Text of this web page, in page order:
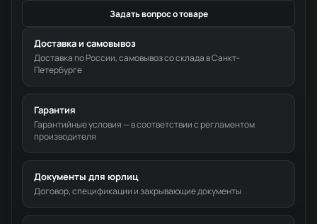
Задать вопрос о товаре
Доставка и самовывоз
Доставка по России, самовывоз со склада в Санкт-
Петербурге
Гарантия
Гарантийные условия — в соответствии с регламентом
производителя
Документы для юрлиц
Договор, спецификации и закрывающие документы